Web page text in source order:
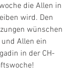
die Allen in
wird. Den
wünschen
Allen ein
in der CH-